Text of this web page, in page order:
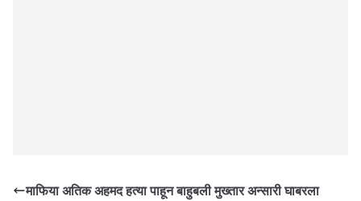
माफिया अतिक अहमद हत्या पाहून बाहुबली मुख्तार अन्सारी घाबरला